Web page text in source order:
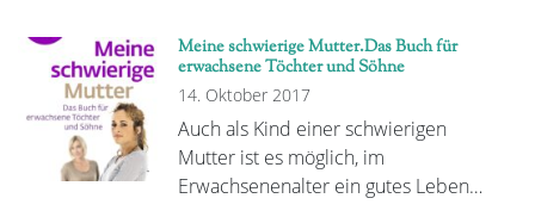
Meine schwierige Mutter.Das Buch für
erwachsene Töchter und Söhne
14. Oktober 2017
Auch als Kind einer schwierigen
Mutter ist es möglich, im
Erwachsenenalter ein gutes Leben…